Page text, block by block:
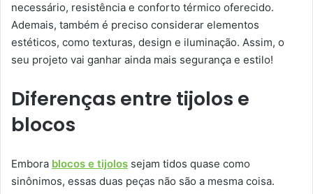
necessário, resistência e conforto térmico oferecido.
Ademais, também é preciso considerar elementos
estéticos, como texturas, design e iluminação. Assim, o
seu projeto vai ganhar ainda mais segurança e estilo!
Diferenças entre tijolos e
blocos
Embora blocos e tijolos sejam tidos quase como
sinônimos, essas duas peças não são a mesma coisa.